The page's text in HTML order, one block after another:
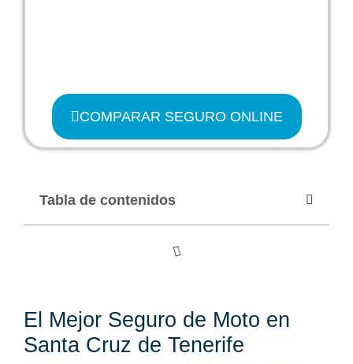
El Mejor Seguro de Moto en
Santa Cruz de Tenerife
COMPARAR SEGURO ONLINE
Tabla de contenidos